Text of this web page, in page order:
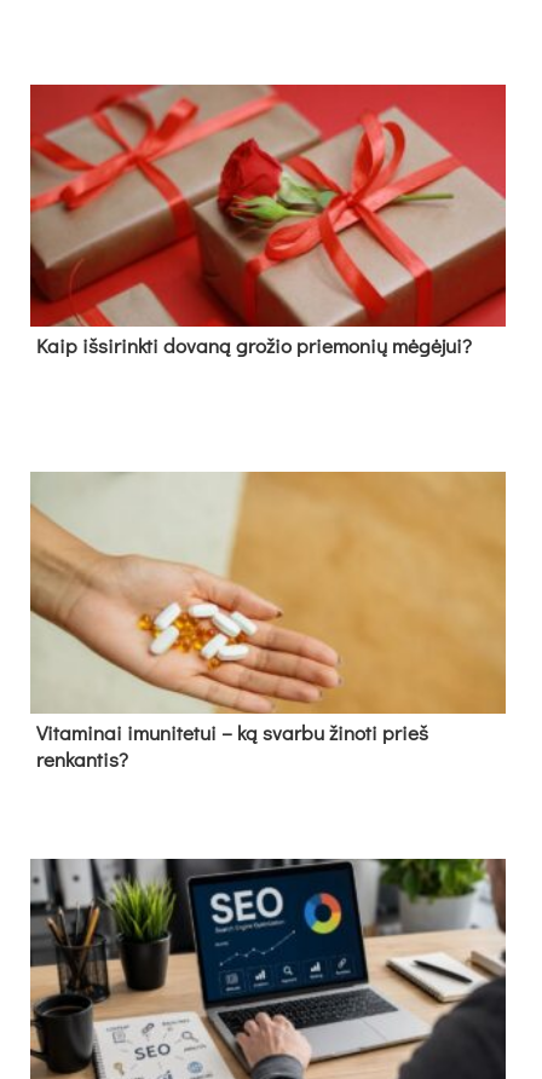
Kaip išsirinkti dovaną grožio priemonių mėgėjui?
Vitaminai imunitetui – ką svarbu žinoti prieš
renkantis?